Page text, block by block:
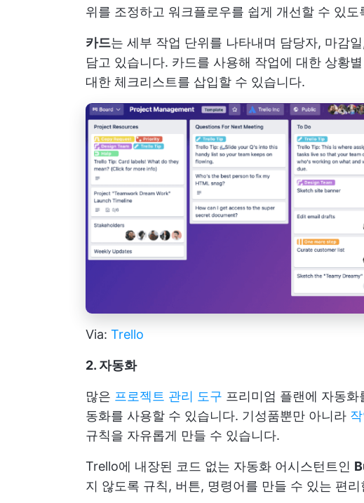
위를 조정하고 워크플로우를 쉽게 개선할 수 있도
카드는 세부 작업 단위를 나타내며 담당자, 마감
담고 있습니다. 카드를 사용해 작업에 대한 상황
대한 체크리스트를 삽입할 수 있습니다.
Via: Trello
2. 자동화
많은 프로젝트 관리 도구 프리미엄 플랜에 자동
동화를 사용할 수 있습니다. 기성품뿐만 아니라
규칙을 자유롭게 만들 수 있습니다.
Trello에 내장된 코드 없는 자동화 어시스턴트인
지 않도록 규칙, 버튼, 명령어를 만들 수 있는 편